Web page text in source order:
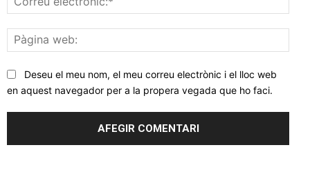
web:
Deseu el meu nom, el meu correu electrònic i el lloc web
en aquest navegador per a la propera vegada que ho faci.